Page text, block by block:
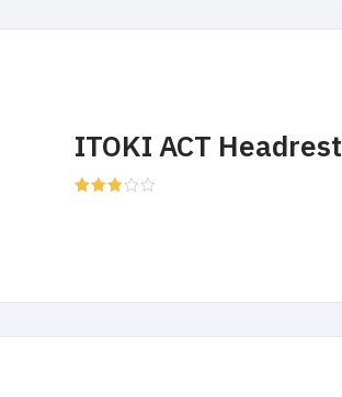
ITOKI ACT Headrest